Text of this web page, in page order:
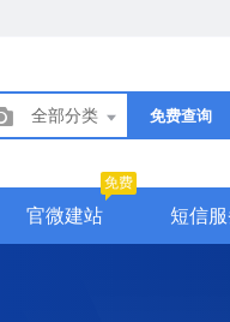
全部分类 免费查询
官微建站
免费
短信